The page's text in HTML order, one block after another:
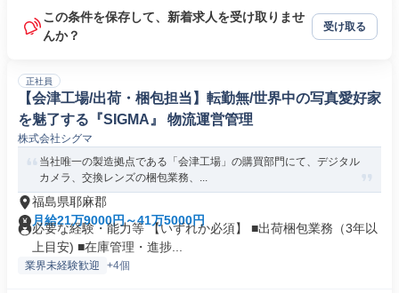
この条件を保存して、新着求人を受け取りませ
んか？
受け取る
正社員
【会津工場/出荷・梱包担当】転勤無/世界中の写真愛好家
を魅了する『SIGMA』 物流運営管理
株式会社シグマ
当社唯一の製造拠点である「会津工場」の購買部門にて、デジタル
カメラ、交換レンズの梱包業務、...
福島県耶麻郡
月給21万9000円～41万5000円
必要な経験・能力等 【いずれか必須】 ■出荷梱包業務（3年以
上目安) ■在庫管理・進捗...
業界未経験歓迎 +4個